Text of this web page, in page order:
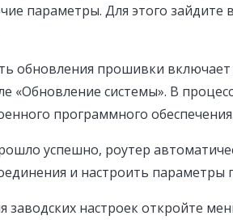
параметры. Для этого
обновления прошивки включает
«Обновление системы». В
программного
успешно, роутер
и настроить параметры
заводских настроек откройте